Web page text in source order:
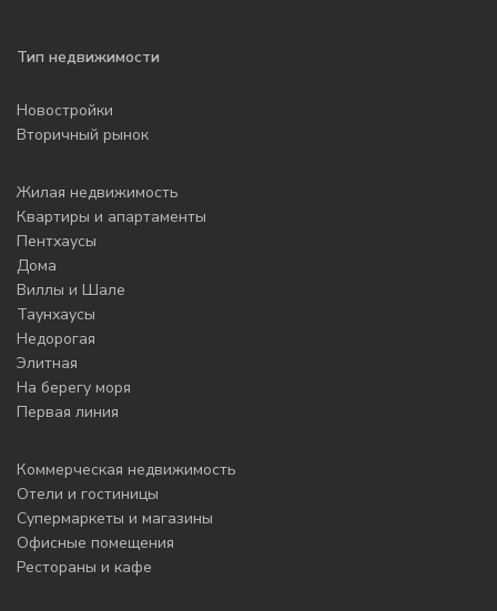
Тип недвижимости
Новостройки
Вторичный рынок
Жилая недвижимость
Квартиры и апартаменты
Пентхаусы
Дома
Виллы и Шале
Таунхаусы
Недорогая
Элитная
На берегу моря
Первая линия
Коммерческая недвижимость
Отели и гостиницы
Супермаркеты и магазины
Офисные помещения
Рестораны и кафе